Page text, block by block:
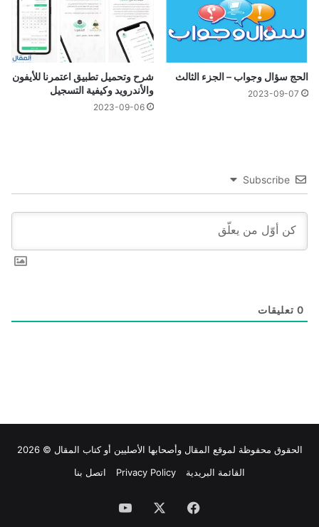
الحج سؤال وجواب – الجزء الثالث
2023-09-07
شرح وتحميل تطبيق اعتمرنا للأيفون
والأندرويد وكيفية التسجيل
2023-09-06
Subscribe
0 تعليقات
الحقوق محفوظة لموقع المقال وأصحابها الأصليين أو كتاب المقال © 2026
القائمة البريدية
Privacy Policy اتصل بنا
فيسبوك ‫YouTube